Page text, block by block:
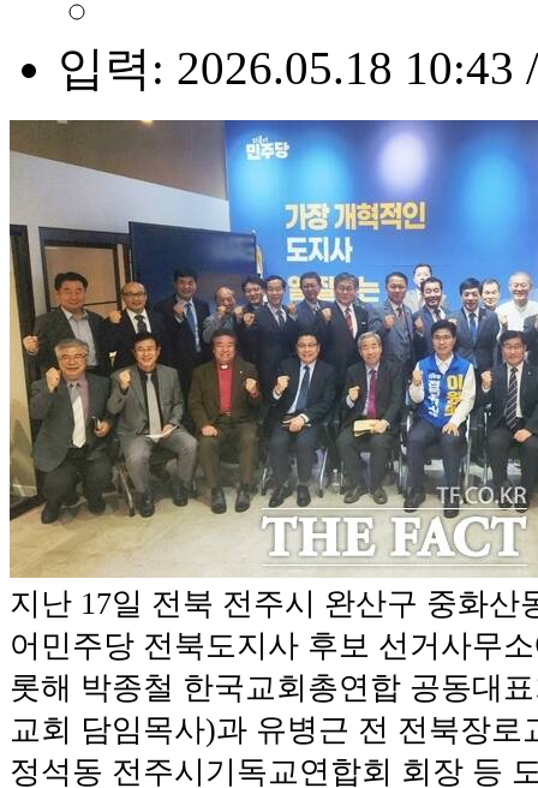
입력: 2026.05.18 10:43
지난 17일 전북 전주시 완산구 중화산
어민주당 전북도지사 후보 선거사무
롯해 박종철 한국교회총연합 공동대
교회 담임목사)과 유병근 전 전북장로
정석동 전주시기독교연합회 회장 등